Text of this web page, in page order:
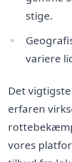
stige.
variere
Det
erfaren
vores